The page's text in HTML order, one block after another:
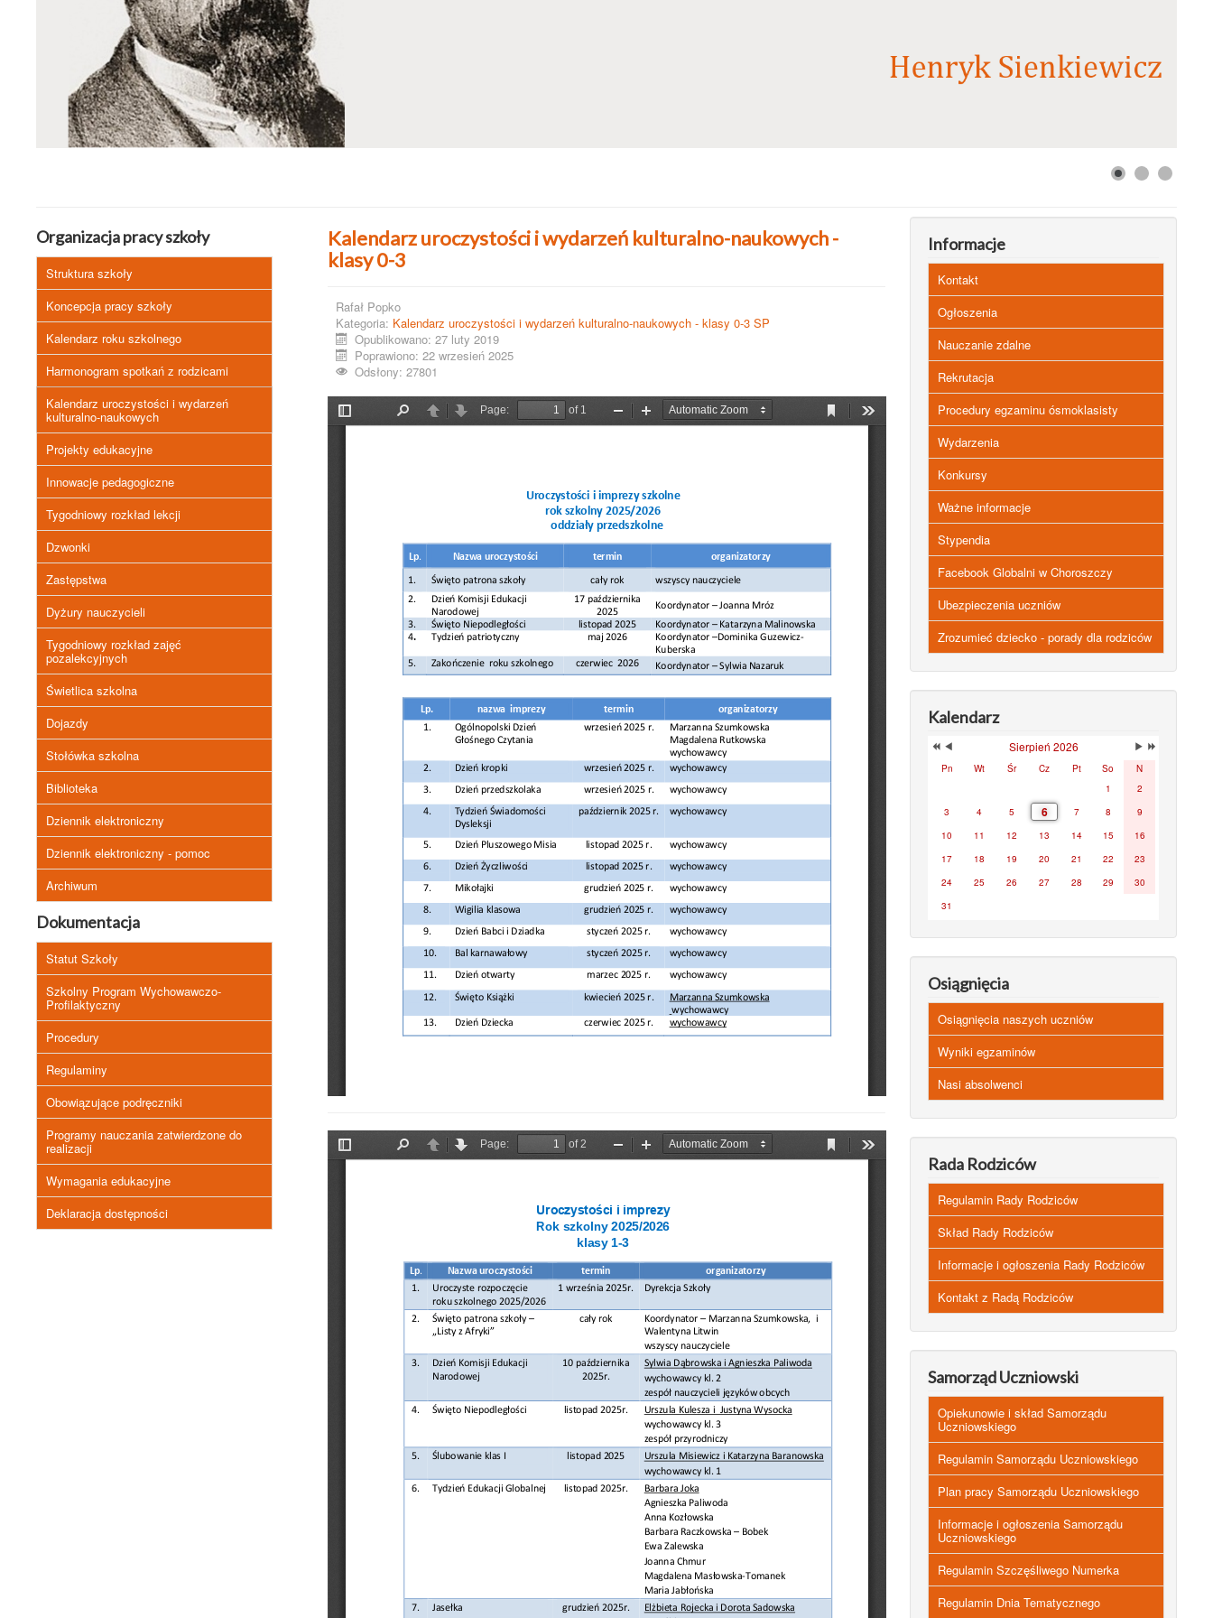
Organizacja pracy szkoły
Struktura szkoły
Koncepcja pracy szkoły
Kalendarz roku szkolnego
Harmonogram spotkań z rodzicami
Kalendarz uroczystości i wydarzeń
kulturalno-naukowych
Projekty edukacyjne
Innowacje pedagogiczne
Tygodniowy rozkład lekcji
Dzwonki
Zastępstwa
Dyżury nauczycieli
Tygodniowy rozkład zajęć
pozalekcyjnych
Świetlica szkolna
Dojazdy
Stołówka szkolna
Biblioteka
Dziennik elektroniczny
Dziennik elektroniczny - pomoc
Archiwum
Dokumentacja
Statut Szkoły
Szkolny Program Wychowawczo-
Profilaktyczny
Procedury
Regulaminy
Obowiązujące podręczniki
Programy nauczania zatwierdzone do
realizacji
Wymagania edukacyjne
Deklaracja dostępności
Kalendarz uroczystości i wydarzeń kulturalno-naukowych -
klasy 0-3
Rafał Popko
Kategoria: Kalendarz uroczystości i wydarzeń kulturalno-naukowych - klasy 0-3 SP
Opublikowano: 27 luty 2019
Poprawiono: 22 wrzesień 2025
Odsłony: 27801
Informacje
Kontakt
Ogłoszenia
Nauczanie zdalne
Rekrutacja
Procedury egzaminu ósmoklasisty
Wydarzenia
Konkursy
Ważne informacje
Stypendia
Facebook Globalni w Choroszczy
Ubezpieczenia uczniów
Zrozumieć dziecko - porady dla rodziców
Kalendarz
Sierpień 2026
Pn Wt Śr Cz Pt So
N
1
2
3
4 5 6 7 8
9
10
11 12 13 14 15
16
17
18 19 20 21 22
23
24
25 26 27 28 29
30
31
Osiągnięcia
Osiągnięcia naszych uczniów
Wyniki egzaminów
Nasi absolwenci
Rada Rodziców
Regulamin Rady Rodziców
Skład Rady Rodziców
Informacje i ogłoszenia Rady Rodziców
Kontakt z Radą Rodziców
Samorząd Uczniowski
Opiekunowie i skład Samorządu
Uczniowskiego
Regulamin Samorządu Uczniowskiego
Plan pracy Samorządu Uczniowskiego
Informacje i ogłoszenia Samorządu
Uczniowskiego
Regulamin Szczęśliwego Numerka
Regulamin Dnia Tematycznego